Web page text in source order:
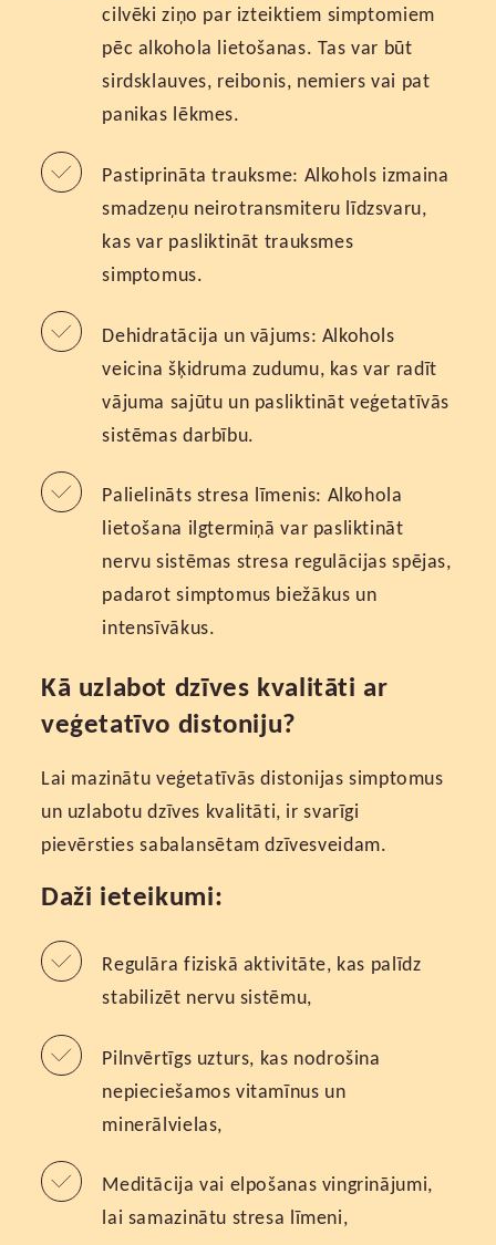
cilvēki ziņo par izteiktiem simptomiem
pēc alkohola lietošanas. Tas var būt
sirdsklauves, reibonis, nemiers vai pat
panikas lēkmes.
Pastiprināta trauksme: Alkohols izmaina
smadzeņu neirotransmiteru līdzsvaru,
kas var pasliktināt trauksmes
simptomus.
Dehidratācija un vājums: Alkohols
veicina šķidruma zudumu, kas var radīt
vājuma sajūtu un pasliktināt veģetatīvās
sistēmas darbību.
Palielināts stresa līmenis: Alkohola
lietošana ilgtermiņā var pasliktināt
nervu sistēmas stresa regulācijas spējas,
padarot simptomus biežākus un
intensīvākus.
Kā uzlabot dzīves kvalitāti ar
veģetatīvo distoniju?
Lai mazinātu veģetatīvās distonijas simptomus
un uzlabotu dzīves kvalitāti, ir svarīgi
pievērsties sabalansētam dzīvesveidam.
Daži ieteikumi:
Regulāra fiziskā aktivitāte, kas palīdz
stabilizēt nervu sistēmu,
Pilnvērtīgs uzturs, kas nodrošina
nepieciešamos vitamīnus un
minerālvielas,
Meditācija vai elpošanas vingrinājumi,
lai samazinātu stresa līmeni,